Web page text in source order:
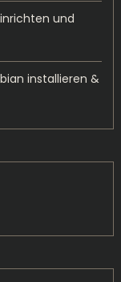
und
installieren &